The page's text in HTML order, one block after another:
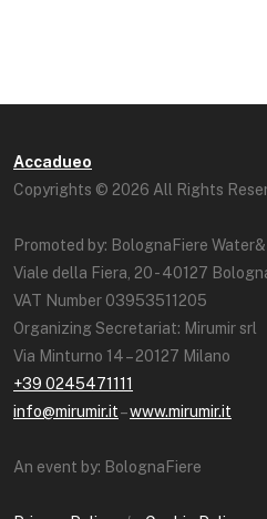
Accadueo
Copyrights © 2026 All Rights
Promoted by: BolognaFiere
Viale della Fiera, 20 - 40127
VAT Number 03953511205
Organizing Secretariat: Mirumir srl
Via Minturno 14 – 20127 Milano
+39 0245471111
info@mirumir.it–www.mirumir.it
An event by: BolognaFiere